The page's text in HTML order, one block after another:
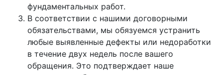
фундаментальных работ.
В соответствии с нашими договорными
обязательствами, мы обязуемся устранить
любые выявленные дефекты или недоработки
в течение двух недель после вашего
обращения. Это подтверждает наше